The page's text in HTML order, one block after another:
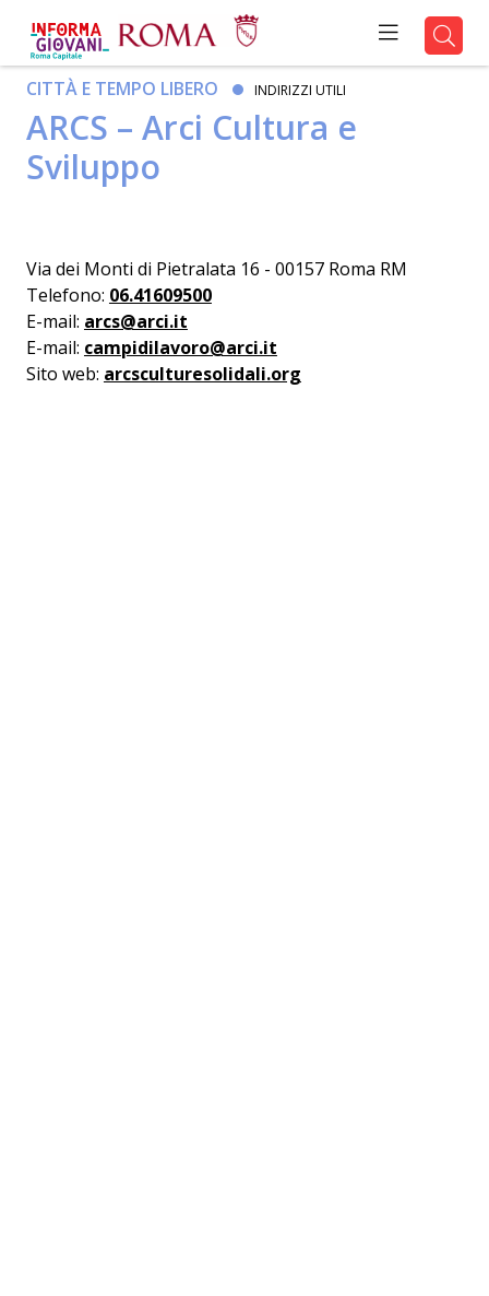
CITTÀ E TEMPO LIBERO INDIRIZZI UTILI
ARCS – Arci Cultura e
Sviluppo
Via dei Monti di Pietralata 16 - 00157 Roma RM
Telefono: 06.41609500
E-mail: arcs@arci.it
E-mail: campidilavoro@arci.it
Sito web: arcsculturesolidali.org